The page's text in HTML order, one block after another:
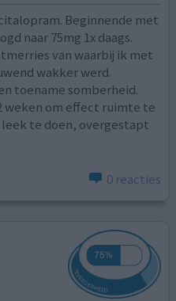
Beginnende met
naar 75mg 1x daags.
van waarbij ik met
wakker werd.
toename somberheid.
weken om effect ruimte te
leek te doen, overgestapt
0 reacties